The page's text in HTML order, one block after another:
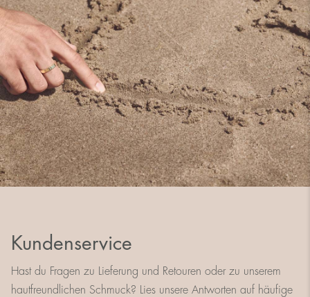
Kundenservice
Hast du Fragen zu Lieferung und Retouren oder zu unserem
hautfreundlichen Schmuck? Lies unsere Antworten auf häufige